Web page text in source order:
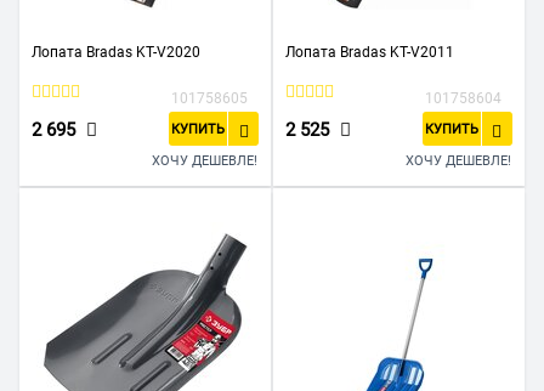
Лопата Bradas KT-V2020
101758605
2 695 КУПИТЬ
ХОЧУ ДЕШЕВЛЕ!
Лопата Bradas KT-V2011
101758604
2 525 КУПИТЬ
ХОЧУ ДЕШЕВЛЕ!